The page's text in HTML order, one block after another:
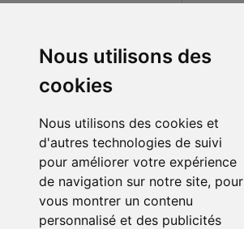
Nous utilisons des
cookies
Nous utilisons des cookies et
d'autres technologies de suivi
pour améliorer votre expérience
de navigation sur notre site, pour
vous montrer un contenu
personnalisé et des publicités
110.00€ 0
boite figurine drahonball z shfiguarts neuve scelle
99.99€